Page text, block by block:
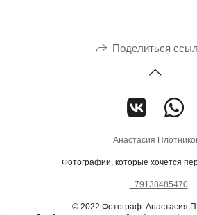
Поделиться
Анастасия
Фотографии, которые хочется
+79138485470
© 2022 Фотограф Анастасия